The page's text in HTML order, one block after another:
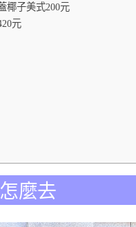
椰子美式200元
元
麼去